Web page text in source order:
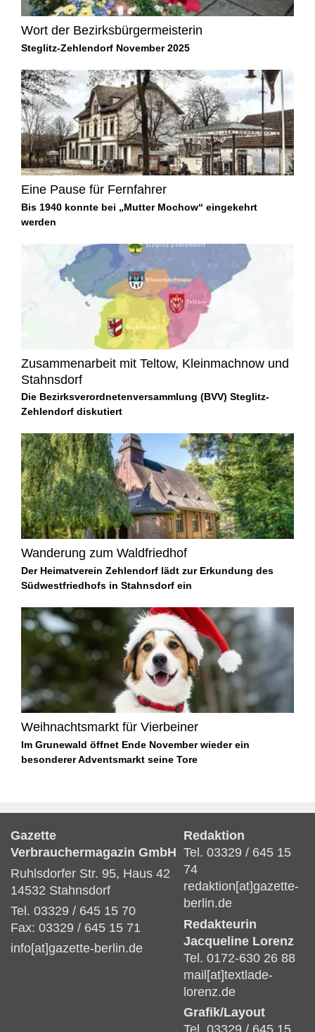
Wort der Bezirksbürgermeisterin
Steglitz-Zehlendorf November 2025
Eine Pause für Fernfahrer
Bis 1940 konnte bei „Mutter Mochow“ eingekehrt
werden
Zusammenarbeit mit Teltow, Kleinmachnow und
Stahnsdorf
Die Bezirksverordnetenversammlung (BVV) Steglitz-
Zehlendorf diskutiert
Wanderung zum Waldfriedhof
Der Heimatverein Zehlendorf lädt zur Erkundung des
Südwestfriedhofs in Stahnsdorf ein
Weihnachtsmarkt für Vierbeiner
Im Grunewald öffnet Ende November wieder ein
besonderer Adventsmarkt seine Tore
Gazette
Verbrauchermagazin GmbH
Ruhlsdorfer Str. 95, Haus 42
14532 Stahnsdorf
Tel. 03329 / 645 15 70
Fax: 03329 / 645 15 71
info[at]gazette-berlin.de
Redaktion
Tel. 03329 / 645 15
74
redaktion[at]gazette-
berlin.de
Redakteurin
Jacqueline Lorenz
Tel. 0172-630 26 88
mail[at]textlade-
lorenz.de
Grafik/Layout
Tel. 03329 / 645 15